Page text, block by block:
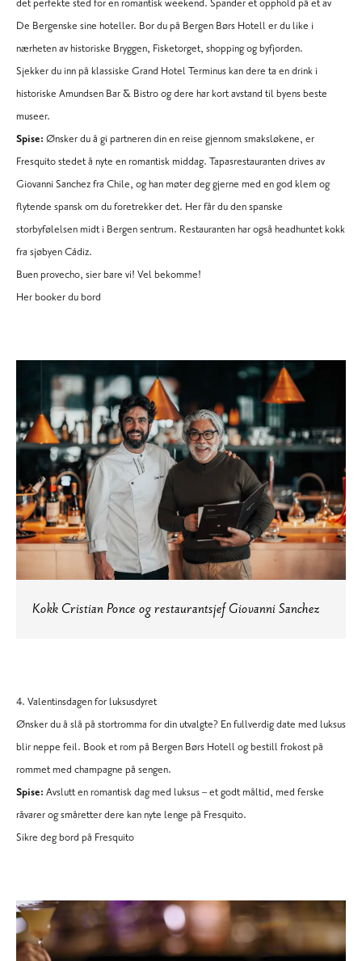
det perfekte sted for en romantisk weekend. Spander et opphold på et av
De Bergenske sine hoteller. Bor du på Bergen Børs Hoteller du like i
nærheten av historiske Bryggen, Fisketorget, shopping og byfjorden.
Sjekker du inn på klassiske Grand Hotel Terminuskan dere ta en drink i
historiske Amundsen Bar & Bistroog dere har kort avstand til byens beste
museer.
Spise: Ønsker du å gi partneren din en reise gjennom smaksløkene, er
Fresquitostedet å nyte en romantisk middag. Tapasrestauranten drives av
Giovanni Sanchez fra Chile, og han møter deg gjerne med en god klem og
flytende spansk om du foretrekker det. Her får du den spanske
storbyfølelsen midt i Bergen sentrum. Restauranten har også headhuntet kokk
fra sjøbyen Cádiz.
Buen provecho, sier bare vi! Vel bekomme!
Her booker du bord
Kokk Cristian Ponce og restaurantsjef Giovanni Sanchez
4. Valentinsdagen for luksusdyret
Ønsker du å slå på stortromma for din utvalgte? En fullverdig date med luksus
blir neppe feil. Book et rom på Bergen Børs Hotellog bestill frokost på
rommet med champagne på sengen.
Spise: Avslutt en romantisk dag med luksus – et godt måltid, med ferske
råvarer og småretter dere kan nyte lenge på Fresquito.
Sikre deg bord på Fresquito